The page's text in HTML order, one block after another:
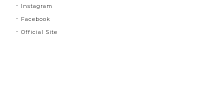
Instagram
Facebook
Official Site